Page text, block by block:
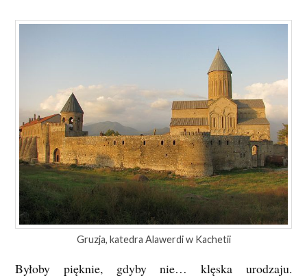
Gruzja, katedra Alawerdi w Kachetii
Byłoby pięknie, gdyby nie… klęska urodzaju.